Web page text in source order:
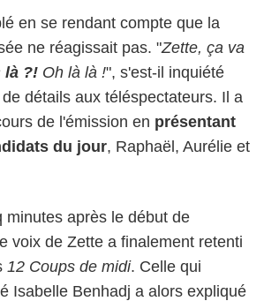
en se rendant compte que la
ne réagissait pas. "Zette, ça va
là ?! Oh là là !", s'est-il inquiété
détails aux téléspectateurs. Il a
de l'émission en présentant
du jour, Raphaël, Aurélie et
minutes après le début de
voix de Zette a finalement retenti
12 Coups de midi. Celle qui
Isabelle Benhadj a alors expliqué